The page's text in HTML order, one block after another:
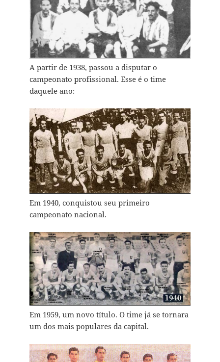
A partir de 1938, passou a disputar o
campeonato profissional. Esse é o time
daquele ano:
Em 1940, conquistou seu primeiro
campeonato nacional.
Em 1959, um novo título. O time já se tornara
um dos mais populares da capital.